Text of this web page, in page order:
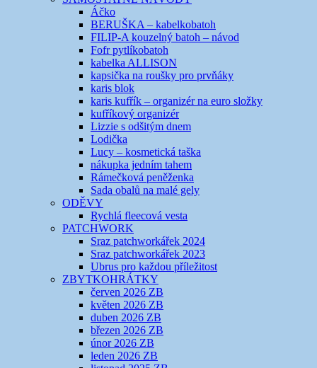
Áčko
BERUŠKA – kabelkobatoh
FILIP-A kouzelný batoh – návod
Fofr pytlíkobatoh
kabelka ALLISON
kapsička na roušky pro prvňáky
karis blok
karis kufřík – organizér na euro složky
kufříkový organizér
Lizzie s odšitým dnem
Lodička
Lucy – kosmetická taška
nákupka jedním tahem
Rámečková peněženka
Sada obalů na malé gely
ODĚVY
Rychlá fleecová vesta
PATCHWORK
Sraz patchworkářek 2024
Sraz patchworkářek 2023
Ubrus pro každou příležitost
ZBYTKOHRÁTKY
červen 2026 ZB
květen 2026 ZB
duben 2026 ZB
březen 2026 ZB
únor 2026 ZB
leden 2026 ZB